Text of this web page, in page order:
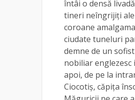
întâi o densă
tineri neîngrijiți
coroane
ciudate tuneluri
demne de un
nobiliar englezesc
apoi, de pe la
Ciocotiș, căpița